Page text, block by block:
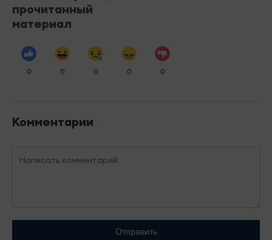
прочитанный
материал
0 0 0 0 0
Комментарии
Отправить